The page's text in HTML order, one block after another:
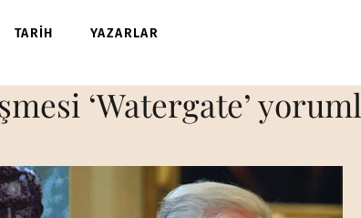
TARİH YAZARLAR
‘Watergate’